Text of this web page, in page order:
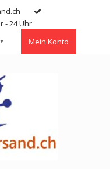
- 24 Uhr
▼ Mein Konto